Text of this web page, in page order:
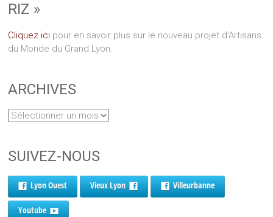
RIZ »
Cliquez ici pour en savoir plus sur le nouveau projet d'Artisans
du Monde du Grand Lyon.
ARCHIVES
SUIVEZ-NOUS
Lyon Ouest Vieux Lyon Villeurbanne
Youtube